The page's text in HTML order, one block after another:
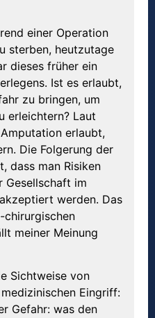
einer Operation
sterben, heutzutage
dieses früher ein
Ist es erlaubt,
zu bringen, um
erleichtern? Laut
erlaubt,
Die Folgerung der
dass man Risiken
Gesellschaft im
werden. Das
chirurgischen
meiner Meinung
Sichtweise von
Eingriff:
Gefahr: was den